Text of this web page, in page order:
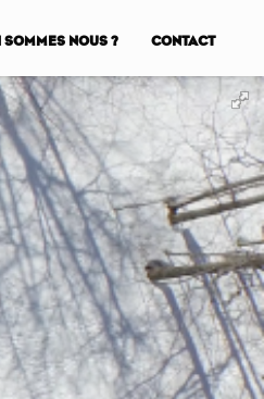
SOMMES NOUS ? CONTACT